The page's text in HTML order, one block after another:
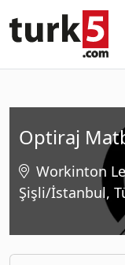
Optiraj
Workinton
Şişli/İstanbul,